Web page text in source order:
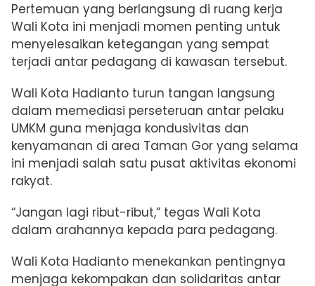
Pertemuan yang berlangsung di ruang kerja
Wali Kota ini menjadi momen penting untuk
menyelesaikan ketegangan yang sempat
terjadi antar pedagang di kawasan tersebut.
Wali Kota Hadianto turun tangan langsung
dalam memediasi perseteruan antar pelaku
UMKM guna menjaga kondusivitas dan
kenyamanan di area Taman Gor yang selama
ini menjadi salah satu pusat aktivitas ekonomi
rakyat.
“Jangan lagi ribut-ribut,” tegas Wali Kota
dalam arahannya kepada para pedagang.
Wali Kota Hadianto menekankan pentingnya
menjaga kekompakan dan solidaritas antar